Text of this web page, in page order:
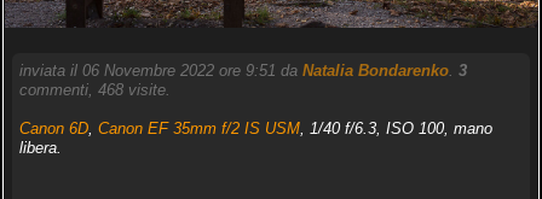
inviata il 06 Novembre 2022 ore 9:51 da Natalia Bondarenko. 3
commenti, 468 visite.
Canon 6D, Canon EF 35mm f/2 IS USM, 1/40 f/6.3, ISO 100, mano
libera.